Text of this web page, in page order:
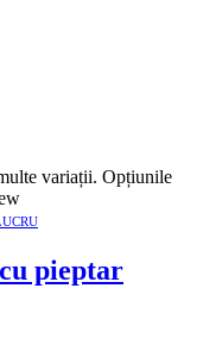
variații. Opțiunile
pieptar